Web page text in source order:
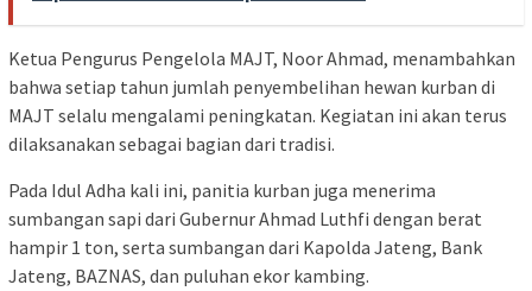
Ketua Pengurus Pengelola MAJT, Noor Ahmad, menambahkan
bahwa setiap tahun jumlah penyembelihan hewan kurban di
MAJT selalu mengalami peningkatan. Kegiatan ini akan terus
dilaksanakan sebagai bagian dari tradisi.
Pada Idul Adha kali ini, panitia kurban juga menerima
sumbangan sapi dari Gubernur Ahmad Luthfi dengan berat
hampir 1 ton, serta sumbangan dari Kapolda Jateng, Bank
Jateng, BAZNAS, dan puluhan ekor kambing.